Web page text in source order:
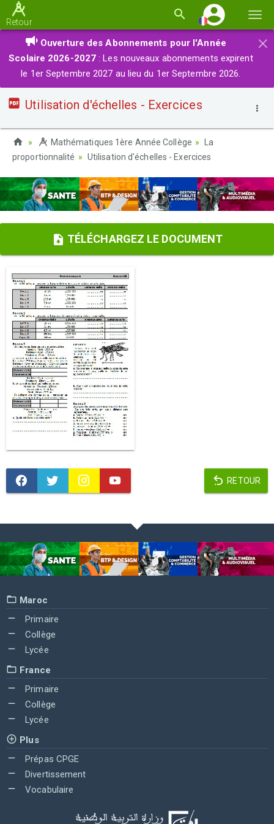
la
Retour
×
Ouverture des Abonnements pour l'Année
Scolaire 2026-2027 : Les nouveaux abonnements expirent
le 1er Septembre 2027 au lieu du 1er Septembre 2026.
Utilisation d'échelles - Exercices
Mathématiques 1ère Année Collège
La
proportionnalité
Utilisation d'échelles - Exercices
TÉLÉCHARGEZ LE DOCUMENT
RETOUR
Maroc
Primaire
Collège
Lycée
France
Primaire
Collège
Lycée
Plus
Prépas CPGE
Divertissement
Vocabulaire